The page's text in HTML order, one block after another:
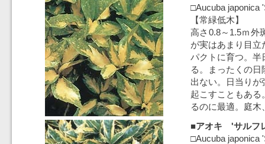
□Aucuba japonica
【常緑低木】
高さ0.8～1.5ｍ外
が実はあまり目立
パクトに育つ。半
る。まったくの
出ない。日当りが
起こすこともある
るのに最適。庭
■アオキ 'サル
□Aucuba japonica